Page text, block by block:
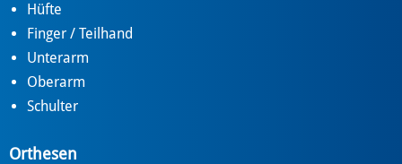
Hüfte
Finger / Teilhand
Unterarm
Oberarm
Schulter
Orthesen